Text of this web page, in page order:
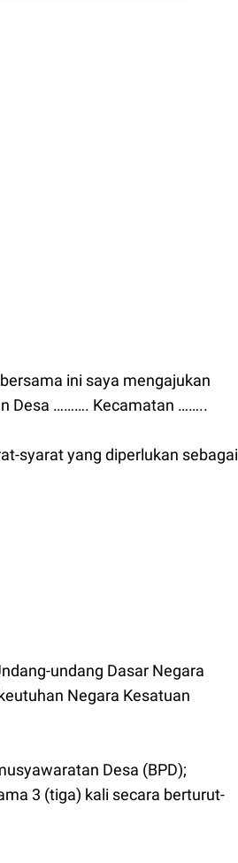
ini saya mengajukan
Desa ………. Kecamatan ……..
syarat yang diperlukan sebagai
undang Dasar Negara
Negara Kesatuan
Desa (BPD);
3 (tiga) kali secara berturut-